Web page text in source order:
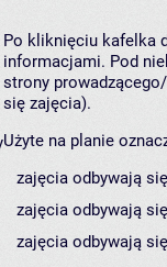
Po kliknięciu kafelka
informacjami. Pod
strony
się zajęcia).
Użyte na planie
zajęcia odbywają
zajęcia odbywają
zajęcia odbywają